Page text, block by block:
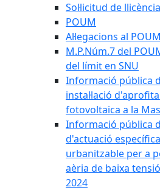
Sol·licitud de
POUM
Al·legacions al POUM
M.P.Núm.7 del
del límit en SNU
Informació pública
instal·lació
fotovoltaica a la
Informació pública
d'actuació
urbanitzable per a
aèria de baixa
2024